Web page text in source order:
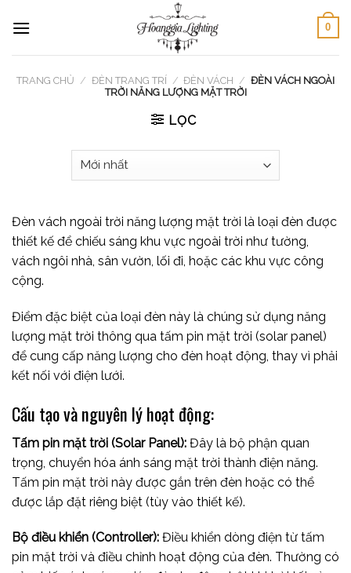
0
TRANG CHỦ / ĐÈN TRANG TRÍ / ĐÈN VÁCH / ĐÈN VÁCH NGOÀI
TRỜI NĂNG LƯỢNG MẶT TRỜI
LỌC
Đèn vách ngoài trời năng lượng mặt trời là loại đèn được
thiết kế để chiếu sáng khu vực ngoài trời như tường,
vách ngôi nhà, sân vườn, lối đi, hoặc các khu vực công
cộng.
Điểm đặc biệt của loại đèn này là chúng sử dụng năng
lượng mặt trời thông qua tấm pin mặt trời (solar panel)
để cung cấp năng lượng cho đèn hoạt động, thay vì phải
kết nối với điện lưới.
Cấu tạo và nguyên lý hoạt động:
Tấm pin mặt trời (Solar Panel): Đây là bộ phận quan
trọng, chuyển hóa ánh sáng mặt trời thành điện năng.
Tấm pin mặt trời này được gắn trên đèn hoặc có thể
được lắp đặt riêng biệt (tùy vào thiết kế).
Bộ điều khiển (Controller): Điều khiển dòng điện từ tấm
pin mặt trời và điều chỉnh hoạt động của đèn. Thường có